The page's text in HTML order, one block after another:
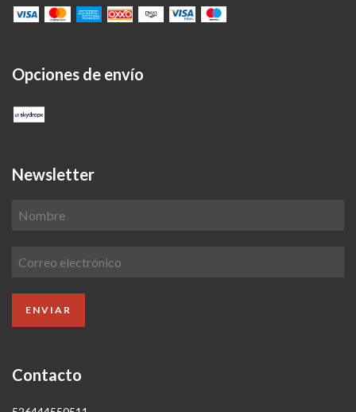
Opciones de envío
Newsletter
Contacto